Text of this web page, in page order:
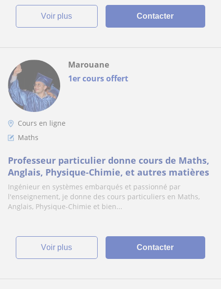
voir plus Contacter
1er cours offert
Marouane
Cours en ligne
Maths
Professeur particulier donne cours de Maths,
Anglais, Physique-Chimie, et autres matières
Ingénieur en systèmes embarqués et passionné par
l'enseignement, je donne des cours particuliers en Maths,
Anglais, Physique-Chimie et bien...
voir plus Contacter